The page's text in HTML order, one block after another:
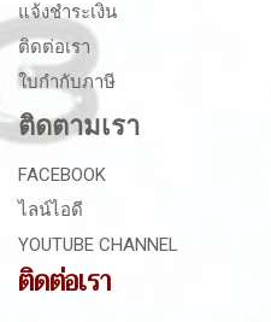
แจ้งชำระเงิน
ติดต่อเรา
ใบกำกับภาษี
ติดตามเรา
FACEBOOK
ไลน์ไอดี
YOUTUBE CHANNEL
ติดต่อเรา